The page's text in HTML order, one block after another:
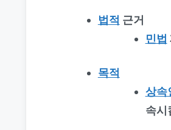
법적 근거
민법
목적
상속
속시